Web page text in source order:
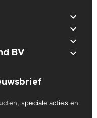



BV 
speciale acties en